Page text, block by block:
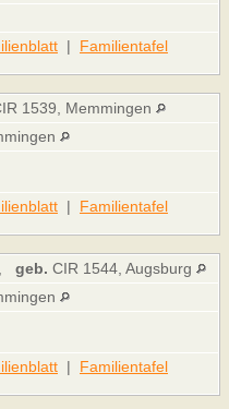
| Familientafel
1539, Memmingen
| Familientafel
geb. CIR 1544, Augsburg
| Familientafel